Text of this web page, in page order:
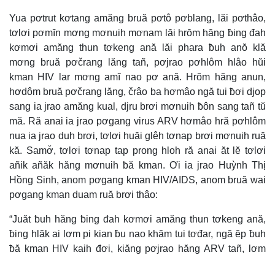
Yua pơtrut kơtang amăng bruă pơtô pơblang, lăi pơthâo,
tơlơi pơmĭn mơng mơnuih mơnam lăi hrŏm hăng ƀing đah
kơmơi amăng thun tơkeng ană lăi phara ƀuh anŏ klă
mơng bruă pơčrang lăng tañ, pơjrao pơhlôm hlâo hŭi
kman HIV lar mơng amĭ nao pơ ană. Hrŏm hăng anun,
hơdôm bruă pơčrang lăng, črâo ba hơmâo ngă tui ƀơi djop
sang ia jrao amăng kual, djru brơi mơnuih ƀôn sang tañ tŭ
mă. Ră anai ia jrao pơgang virus ARV hơmâo hră pơhlôm
nua ia jrao duh brơi, tơlơi huăi glêh tơnap brơi mơnuih ruă
kă. Samơ̆, tơlơi tơnap tap prong hloh ră anai ăt lĕ tơlơi
añik añăk hăng mơnuih ƀă kman. Ơi ia jrao Huỳnh Thị
Hồng Sinh, anom pơgang kman HIV/AIDS, anom bruă wai
pơgang kman duam ruă brơi thâo:
“Juăt ƀuh hăng ƀing đah kơmơi amăng thun tơkeng ană,
ƀing hlăk ai lơm pi kian ƀu nao khăm tui tơđar, ngă ĕp ƀuh
ƀă kman HIV kaih đơi, kiăng pơjrao hăng ARV tañ, lơm